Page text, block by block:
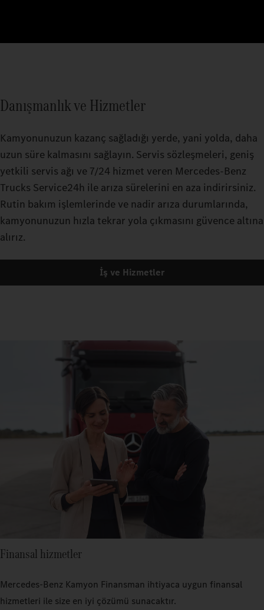
Danışmanlık ve Hizmetler
Kamyonunuzun kazanç sağladığı yerde, yani yolda, daha
uzun süre kalmasını sağlayın. Servis sözleşmeleri, geniş
yetkili servis ağı ve 7/24 hizmet veren Mercedes‑Benz
Trucks Service24h ile arıza sürelerini en aza indirirsiniz.
Rutin bakım işlemlerinde ve nadir arıza durumlarında,
kamyonunuzun hızla tekrar yola çıkmasını güvence altına
alırız.
İş ve Hizmetler
Finansal hizmetler
Mercedes‑Benz Kamyon Finansman ihtiyaca uygun finansal
hizmetleri ile size en iyi çözümü sunacaktır.